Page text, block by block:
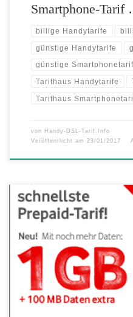
Smartphone-Tarif
billige Handytarife
günstige Handytarife
günstige
Tarifhaus Handytarife
Tarifhaus
von Handy-DSL-Tarif.Info
Veröffentlicht am
23/01/2017
Mehr Daten ohne Aufpreis für alle
Speed mit bis zu 375 Megabit
inklusive Vodafone macht sein
Prepaid-Kunden noch attraktiver.
und Bestandskunden für nur
Smartphone Special‘ […]